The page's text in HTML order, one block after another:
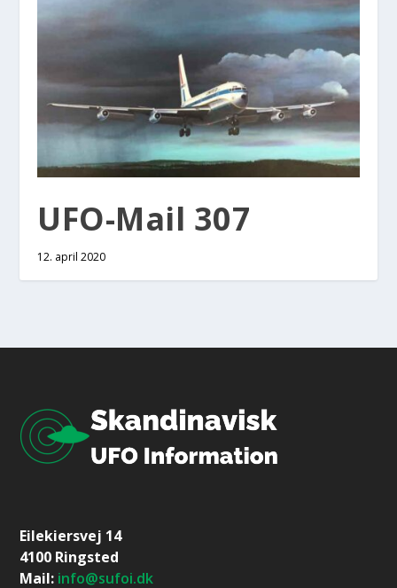
UFO-Mail 307
12. april 2020
Eilekiersvej 14
4100 Ringsted
Mail: info@sufoi.dk